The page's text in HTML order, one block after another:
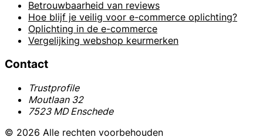
Betrouwbaarheid van reviews
Hoe blijf je veilig voor e-commerce oplichting?
Oplichting in de e-commerce
Vergelijking webshop keurmerken
Contact
Trustprofile
Moutlaan 32
7523 MD Enschede
© 2026 Alle rechten voorbehouden